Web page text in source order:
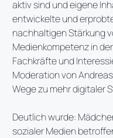
aktiv sind und eigene
entwickelte und
nachhaltigen Stärkung
Medienkompetenz in
Fachkräfte und
Moderation von
Wege zu mehr digitaler
Deutlich wurde:
sozialer Medien